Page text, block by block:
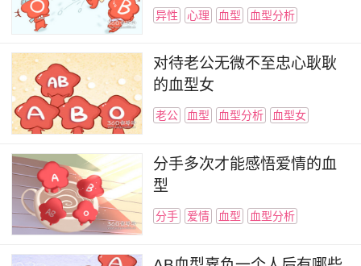
异性 心理 血型 血型分析
对待老公无微不至忠心耿耿
的血型女
老公 血型 血型分析 血型女
分手多次才能感悟爱情的血
型
分手 爱情 血型 血型分析